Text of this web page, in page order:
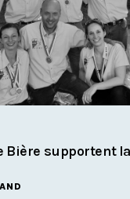
Bière supportent